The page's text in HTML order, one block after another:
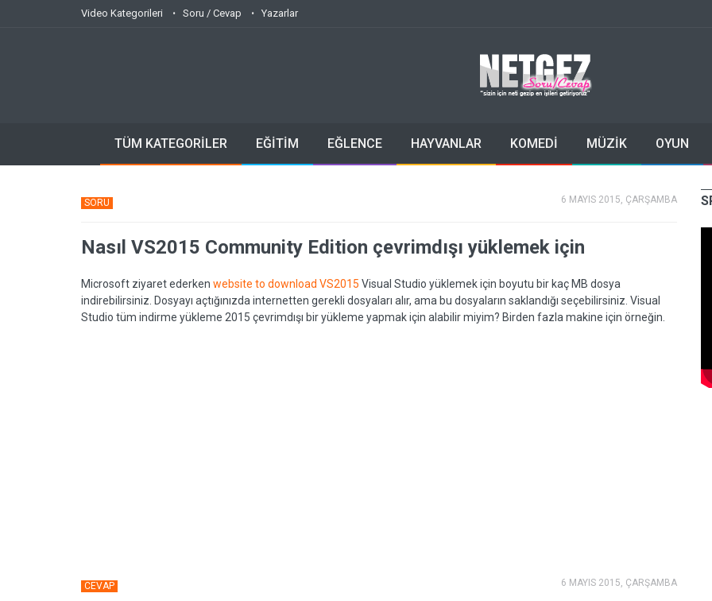
Video Kategorileri Soru / Cevap Yazarlar
TÜM KATEGORİLER EĞİTİM EĞLENCE HAYVANLAR KOMEDİ MÜZİK OYUN
SORU 6 MAYIS 2015, ÇARŞAMBA
Nasıl VS2015 Community Edition çevrimdışı yüklemek için
Microsoft ziyaret ederken website to download VS2015 Visual Studio yüklemek için boyutu bir kaç MB dosya
indirebilirsiniz. Dosyayı açtığınızda internetten gerekli dosyaları alır, ama bu dosyaların saklandığı seçebilirsiniz. Visual
Studio tüm indirme yükleme 2015 çevrimdışı bir yükleme yapmak için alabilir miyim? Birden fazla makine için örneğin.
CEVAP 6 MAYIS 2015, ÇARŞAMBA